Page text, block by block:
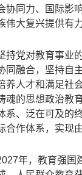
协同力、国际影
伟大复兴提供有力
持党对教育事业
同融合，坚持自
养人才和满足社
魂的思想政治教
系、泛在可及的
合作体系，实现
年，教育强国